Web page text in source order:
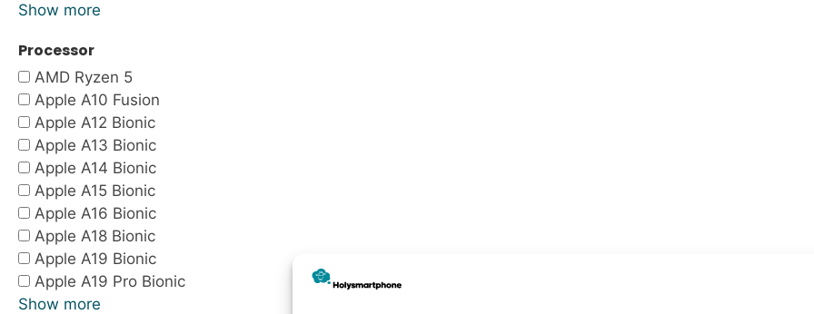
Show more
Processor
AMD Ryzen 5
Apple A10 Fusion
Apple A12 Bionic
Apple A13 Bionic
Apple A14 Bionic
Apple A15 Bionic
Apple A16 Bionic
Apple A18 Bionic
Apple A19 Bionic
Apple A19 Pro Bionic
Show more